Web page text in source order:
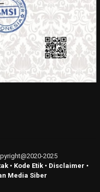
2025
• Kode Etik • Disclaimer •
Media Siber